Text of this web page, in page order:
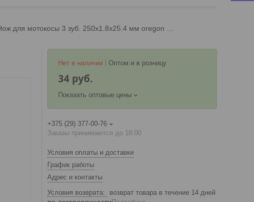
Нет в наличии Оптом и в розницу
34 руб.
Показать оптовые цены
+375 (29) 377-00-76
Заказы принимаются до 18:00
Условия оплаты и доставки
График работы
Адрес и контакты
возврат товара в течение 14 дней